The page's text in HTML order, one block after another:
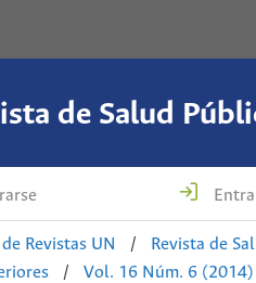
de Salud
Revistas UN /
Revista de
/
Vol. 16 Núm. 6 (2014)